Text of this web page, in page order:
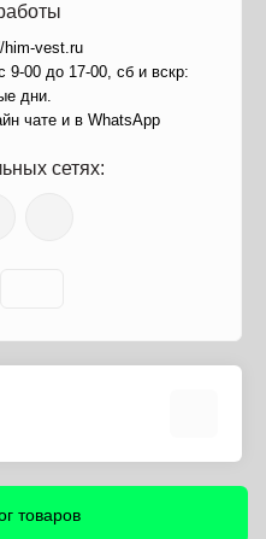
vest.ru
9-00 до 17-00, сб и вскр:
дни.
чате и в WhatsApp
сетях:
товаров